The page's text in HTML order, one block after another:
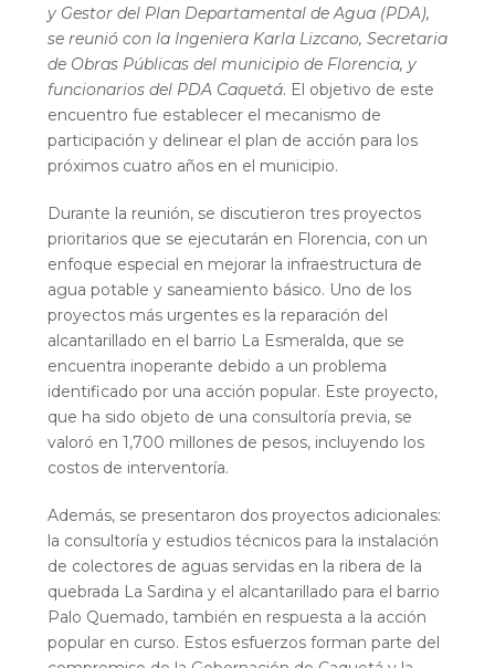
y Gestor del Plan Departamental de Agua (PDA),
se reunió con la Ingeniera Karla Lizcano, Secretaria
de Obras Públicas del municipio de Florencia, y
funcionarios del PDA Caquetá. El objetivo de este
encuentro fue establecer el mecanismo de
participación y delinear el plan de acción para los
próximos cuatro años en el municipio.
Durante la reunión, se discutieron tres proyectos
prioritarios que se ejecutarán en Florencia, con un
enfoque especial en mejorar la infraestructura de
agua potable y saneamiento básico. Uno de los
proyectos más urgentes es la reparación del
alcantarillado en el barrio La Esmeralda, que se
encuentra inoperante debido a un problema
identificado por una acción popular. Este proyecto,
que ha sido objeto de una consultoría previa, se
valoró en 1,700 millones de pesos, incluyendo los
costos de interventoría.
Además, se presentaron dos proyectos adicionales:
la consultoría y estudios técnicos para la instalación
de colectores de aguas servidas en la ribera de la
quebrada La Sardina y el alcantarillado para el barrio
Palo Quemado, también en respuesta a la acción
popular en curso. Estos esfuerzos forman parte del